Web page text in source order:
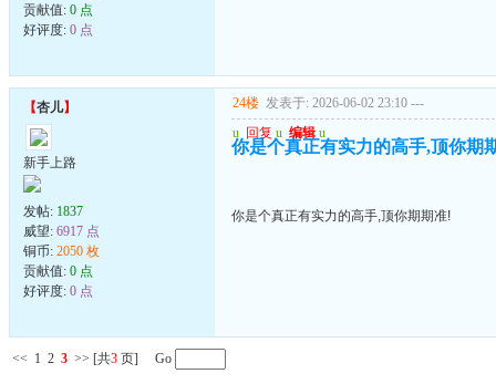
贡献值: 0 点
好评度: 0 点
【杏儿】
新手上路
发帖: 1837
威望: 6917 点
铜币: 2050 枚
贡献值: 0 点
好评度: 0 点
24楼 发表于: 2026-06-02 23:10 ---
u 回复 u 编辑 u
你是个真正有实力的高手,顶你期
你是个真正有实力的高手,顶你期期准!
<< 1 2 3 >> [共3 页] Go